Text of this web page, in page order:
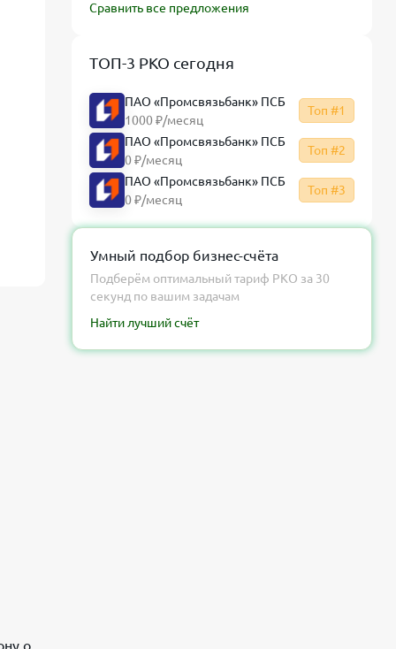
о
Сравнить все предложения
ТОП-3 РКО сегодня
ПАО «Промсвязьбанк» ПСБ
1000 ₽/месяц
Топ #1
ПАО «Промсвязьбанк» ПСБ
0 ₽/месяц
Топ #2
ПАО «Промсвязьбанк» ПСБ
0 ₽/месяц
Топ #3
Умный подбор бизнес-счёта
Подберём оптимальный тариф РКО за 30
секунд по вашим задачам
Найти лучший счёт